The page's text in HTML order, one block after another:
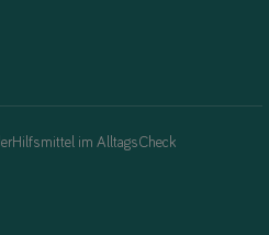
im AlltagsCheck